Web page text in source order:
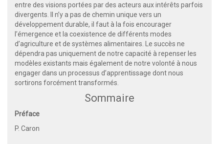
entre des visions portées par des acteurs aux intérêts parfois
divergents. Il n’y a pas de chemin unique vers un
développement durable, il faut à la fois encourager
l’émergence et la coexistence de différents modes
d’agriculture et de systèmes alimentaires. Le succès ne
dépendra pas uniquement de notre capacité à repenser les
modèles existants mais également de notre volonté à nous
engager dans un processus d’apprentissage dont nous
sortirons forcément transformés.
Sommaire
Préface
P. Caron